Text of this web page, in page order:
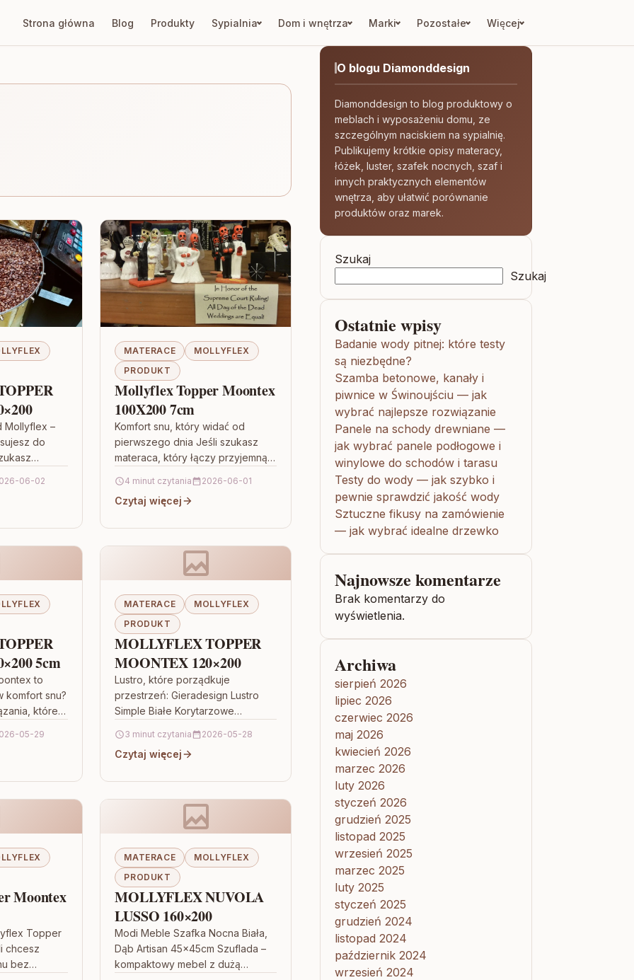
Strona główna Blog Produkty Sypialnia Dom i wnętrza Marki Pozostałe Więcej
Mollyflex –
do
06-02
MATERACE
MOLLYFLEX
PRODUKT
Mollyflex Topper Moontex
100X200 7cm
Komfort snu, który widać od
pierwszego dnia Jeśli szukasz
materaca, który łączy przyjemną
wsparciem dla kręgosłupa, warto
zwrócić uwagę na M&K…
4 minut czytania 2026-06-01
Czytaj więcej
5cm
to
komfort snu?
które
pomiędzy
świetnym…
05-29
MATERACE
MOLLYFLEX
PRODUKT
MOLLYFLEX TOPPER
MOONTEX 120×200
Lustro, które porządkuje
przestrzeń: Gieradesign Lustro
Simple Białe Korytarzowe
chcesz, aby korytarz wyglądał na
jaśniejszy, bardziej
3 minut czytania 2026-05-28
Czytaj więcej
Moontex
Topper
chcesz
bez
MATERACE
MOLLYFLEX
PRODUKT
MOLLYFLEX NUVOLA
LUSSO 160×200
Modi Meble Szafka Nocna Biała,
Dąb Artisan 45x45cm Szuflada –
kompaktowy mebel z dużą
O blogu Diamonddesign
Diamonddesign to blog produktowy o
meblach i wyposażeniu domu, ze
szczególnym naciskiem na sypialnię.
Publikujemy krótkie opisy materacy,
łóżek, luster, szafek nocnych, szaf i
innych praktycznych elementów
wnętrza, aby ułatwić porównanie
produktów oraz marek.
Szukaj
Szukaj
Ostatnie wpisy
Badanie wody pitnej: które testy
są niezbędne?
Szamba betonowe, kanały i
piwnice w Świnoujściu — jak
wybrać najlepsze rozwiązanie
Panele na schody drewniane —
jak wybrać panele podłogowe i
winylowe do schodów i tarasu
Testy do wody — jak szybko i
pewnie sprawdzić jakość wody
Sztuczne fikusy na zamówienie
— jak wybrać idealne drzewko
Najnowsze komentarze
Brak komentarzy do
wyświetlenia.
Archiwa
sierpień 2026
lipiec 2026
czerwiec 2026
maj 2026
kwiecień 2026
marzec 2026
luty 2026
styczeń 2026
grudzień 2025
listopad 2025
wrzesień 2025
marzec 2025
luty 2025
styczeń 2025
grudzień 2024
listopad 2024
październik 2024
wrzesień 2024